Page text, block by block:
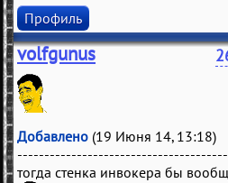
Профиль
volfgunus
Добавлено (19 Июня 14, 13:18)
тогда стенка инвокера бы